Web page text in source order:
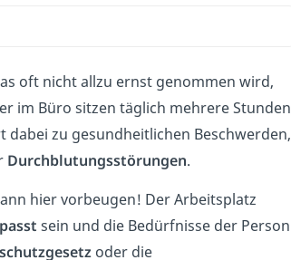
oft nicht allzu ernst genommen wird,
im Büro sitzen täglich mehrere Stunden
zu gesundheitlichen Beschwerden,
Durchblutungsstörungen.
hier vorbeugen! Der Arbeitsplatz
sein und die Bedürfnisse der Person
oder die